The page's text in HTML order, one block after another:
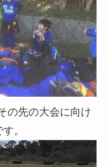
の先の大会に向け
。